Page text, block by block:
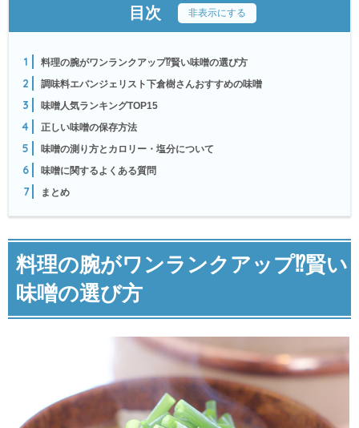
目次 非表示にする
1 料理の腕がワンランクアップ⁉賢い味噌の選び方
2 調味料エバンジェリスト下倉樹さんおすすめの味噌
3 味噌人気ランキングTOP15
4 正しい味噌の保存方法
5 味噌の測り方とカロリー・塩分について
6 味噌に関するよくある質問
7 まとめ
料理の腕がワンランクアップ⁉賢い
味噌の選び方